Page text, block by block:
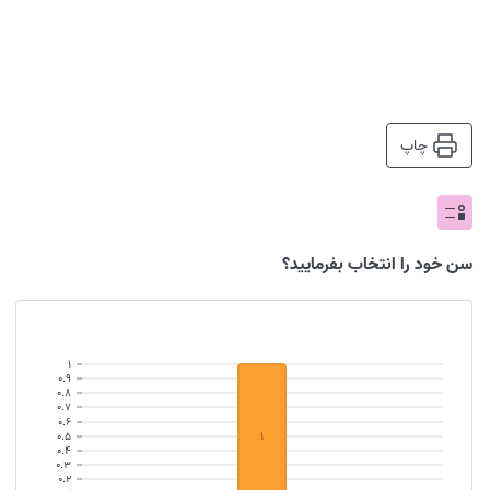
چاپ
سن خود را انتخاب بفرمایید؟
۰.۲
۰.۳
۰.۴
۰.۵
۰.۶
۰.۷
۰.۸
۰.۹
۱
۱